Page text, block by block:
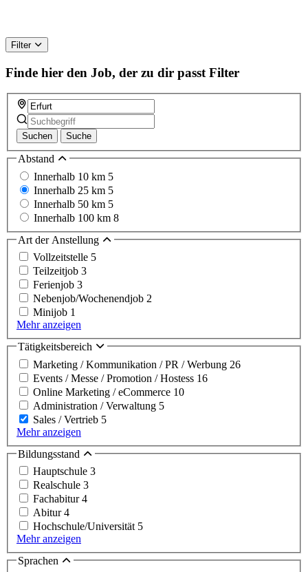
Filter
Finde hier den Job, der zu dir passt Filter
Suchen Suche
Abstand
Innerhalb 10 km 5
Innerhalb 25 km 5
Innerhalb 50 km 5
Innerhalb 100 km 8
Art der Anstellung
Vollzeitstelle 5
Teilzeitjob 3
Ferienjob 3
Nebenjob/Wochenendjob 2
Minijob 1
Mehr anzeigen
Tätigkeitsbereich
Marketing / Kommunikation / PR / Werbung 26
Events / Messe / Promotion / Hostess 16
Online Marketing / eCommerce 10
Administration / Verwaltung 5
Sales / Vertrieb 5
Mehr anzeigen
Bildungsstand
Hauptschule 3
Realschule 3
Fachabitur4
Abitur4
Hochschule/Universität 5
Mehr anzeigen
Sprachen